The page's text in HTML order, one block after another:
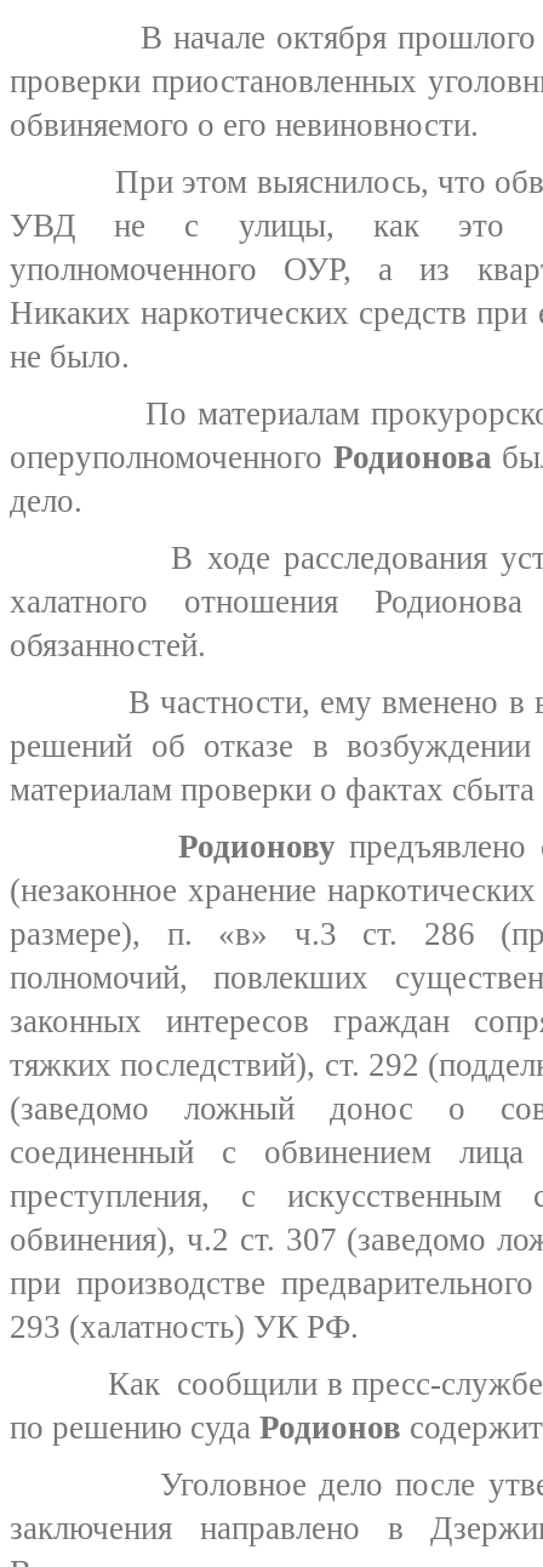
В начале октября прошлого
проверки приостановленных
обвиняемого о его невиновности.
При этом выяснилось, что
УВД не с улицы, как это
уполномоченного ОУР, а из
Никаких наркотических средств
не было.
По материалам прокурорской
оперуполномоченного Родионова
дело.
В ходе расследования
халатного отношения
обязанностей.
В частности, ему вменено в
решений об отказе в
материалам проверки о фактах сбыта
Родионовупредъявлено
(незаконное хранение
размере), п. «в» ч.3 ст. 286
полномочий, повлекших
законных интересов граждан
тяжких последствий), ст. 292
(заведомо ложный донос о
соединенный с обвинением
преступления, с искусственным
обвинения), ч.2 ст. 307 (заведомо
при производстве
293 (халатность) УК РФ.
Как сообщили в пресс-службе
по решению суда Родионов
Уголовное дело после
заключения направлено в